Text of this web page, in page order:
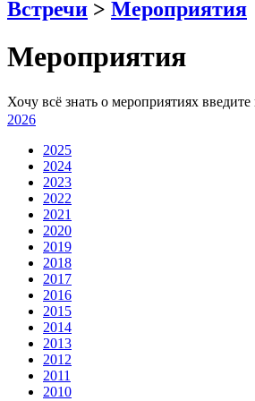
Встречи > Мероприятия
Мероприятия
Хочу всё знать о мероприятиях
2026
2025
2024
2023
2022
2021
2020
2019
2018
2017
2016
2015
2014
2013
2012
2011
2010